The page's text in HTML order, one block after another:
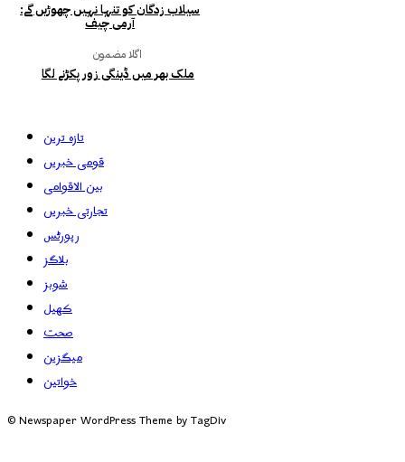
سیلاب زدگان کو تنہا نہیں چھوڑیں گے:
آرمی چیف
اگلا مضمون
ملک بھر میں ڈینگی زور پکڑنے لگا
تازہ ترین
قومی خبریں
بین الاقوامی
تجارتی خبریں
رپورٹس
بلاگز
شوبز
کھیل
صحت
میگزین
خواتین
© Newspaper WordPress Theme by TagDiv